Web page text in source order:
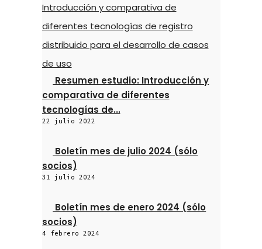
Resumen estudio: Introducción y
comparativa de diferentes
tecnologías de...
22 julio 2022
Boletín mes de julio 2024 (sólo
socios)
31 julio 2024
Boletín mes de enero 2024 (sólo
socios)
4 febrero 2024